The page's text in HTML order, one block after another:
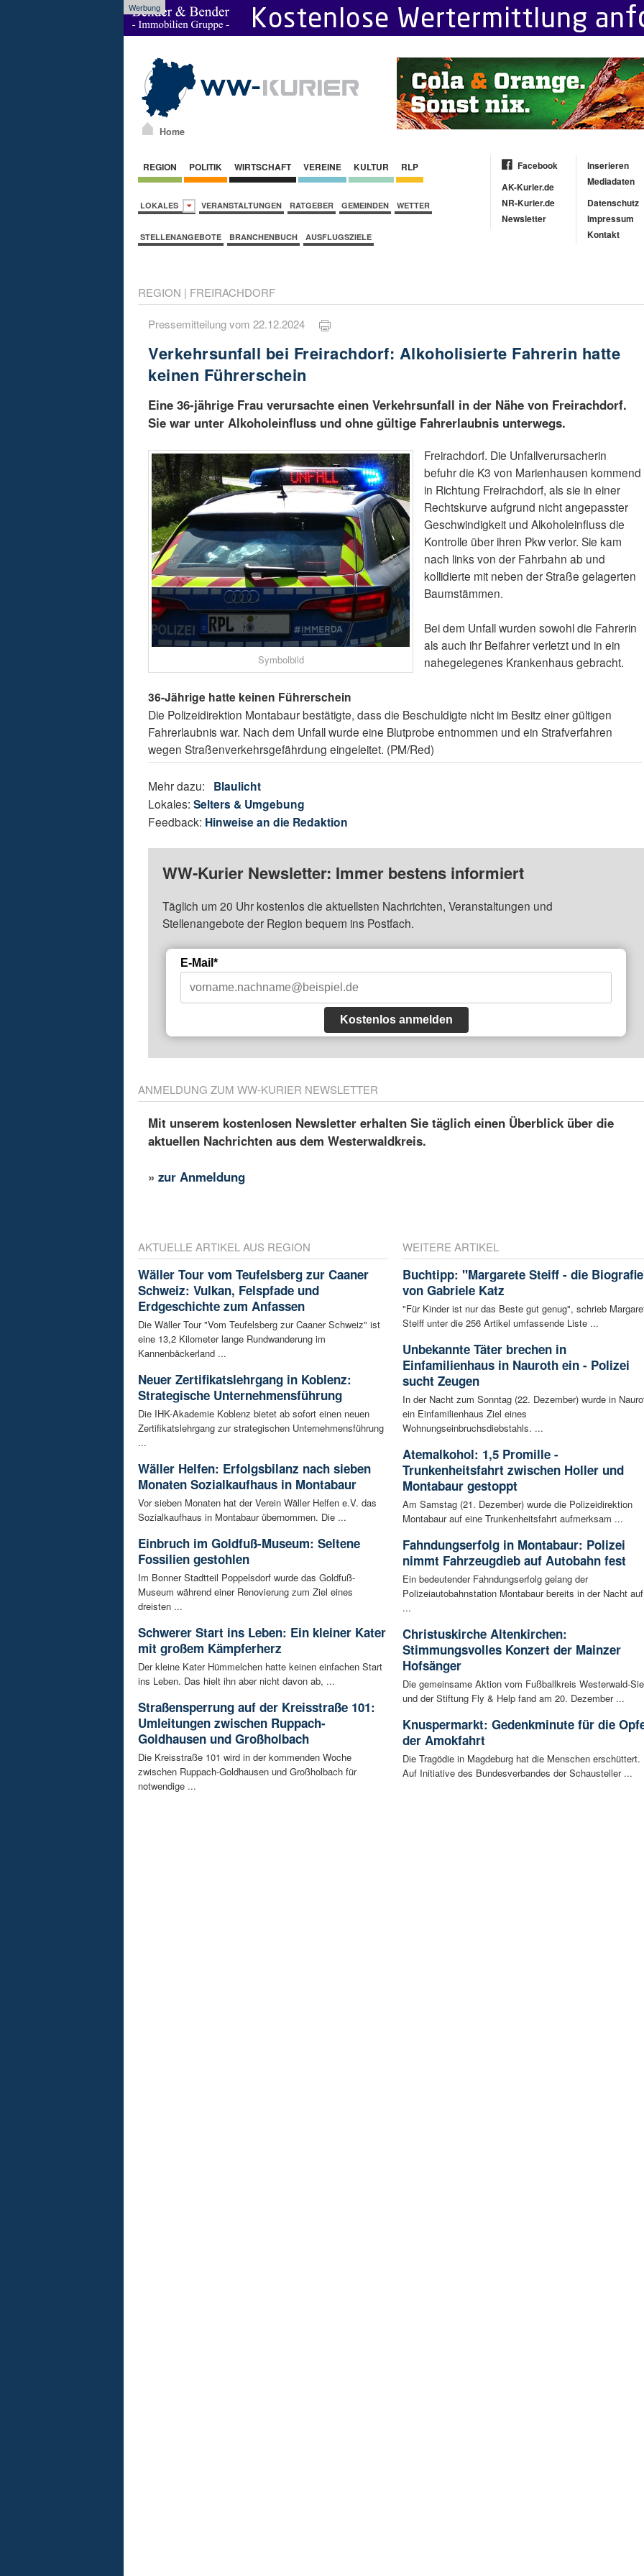
Werbung
Home
REGION POLITIK WIRTSCHAFT VEREINE KULTUR RLP
LOKALES VERANSTALTUNGEN RATGEBER GEMEINDEN WETTER
STELLENANGEBOTE BRANCHENBUCH AUSFLUGSZIELE
Facebook
AK-Kurier.de
NR-Kurier.de
Newsletter
Inserieren
Mediadaten
Datenschutz
Impressum
Kontakt
REGION | FREIRACHDORF
Pressemitteilung vom 22.12.2024
Verkehrsunfall bei Freirachdorf: Alkoholisierte Fahrerin hatte
keinen Führerschein
Eine 36-jährige Frau verursachte einen Verkehrsunfall in der Nähe von Freirachdorf.
Sie war unter Alkoholeinfluss und ohne gültige Fahrerlaubnis unterwegs.
Symbolbild
Freirachdorf. Die Unfallverursacherin
befuhr die K3 von Marienhausen kommend
in Richtung Freirachdorf, als sie in einer
Rechtskurve aufgrund nicht angepasster
Geschwindigkeit und Alkoholeinfluss die
Kontrolle über ihren Pkw verlor. Sie kam
nach links von der Fahrbahn ab und
kollidierte mit neben der Straße gelagerten
Baumstämmen.
Bei dem Unfall wurden sowohl die Fahrerin
als auch ihr Beifahrer verletzt und in ein
nahegelegenes Krankenhaus gebracht.
36-Jährige hatte keinen Führerschein
Die Polizeidirektion Montabaur bestätigte, dass die Beschuldigte nicht im Besitz einer gültigen
Fahrerlaubnis war. Nach dem Unfall wurde eine Blutprobe entnommen und ein Strafverfahren
wegen Straßenverkehrsgefährdung eingeleitet. (PM/Red)
Mehr dazu: Blaulicht
Lokales:Selters & Umgebung
Feedback: Hinweise an die Redaktion
WW-Kurier Newsletter: Immer bestens informiert
Täglich um 20 Uhr kostenlos die aktuellsten Nachrichten, Veranstaltungen und
Stellenangebote der Region bequem ins Postfach.
E-Mail*
Kostenlos anmelden
ANMELDUNG ZUM WW-KURIER NEWSLETTER
Mit unserem kostenlosen Newsletter erhalten Sie täglich einen Überblick über die
aktuellen Nachrichten aus dem Westerwaldkreis.
»zur Anmeldung
AKTUELLE ARTIKEL AUS REGION
Wäller Tour vom Teufelsberg zur Caaner
Schweiz: Vulkan, Felspfade und
Erdgeschichte zum Anfassen
Die Wäller Tour "Vom Teufelsberg zur Caaner Schweiz" ist
eine 13,2 Kilometer lange Rundwanderung im
Kannenbäckerland ...
Neuer Zertifikatslehrgang in Koblenz:
Strategische Unternehmensführung
Die IHK-Akademie Koblenz bietet ab sofort einen neuen
Zertifikatslehrgang zur strategischen Unternehmensführung
...
Wäller Helfen: Erfolgsbilanz nach sieben
Monaten Sozialkaufhaus in Montabaur
Vor sieben Monaten hat der Verein Wäller Helfen e.V. das
Sozialkaufhaus in Montabaur übernommen. Die ...
Einbruch im Goldfuß-Museum: Seltene
Fossilien gestohlen
Im Bonner Stadtteil Poppelsdorf wurde das Goldfuß-
Museum während einer Renovierung zum Ziel eines
dreisten ...
Schwerer Start ins Leben: Ein kleiner Kater
mit großem Kämpferherz
Der kleine Kater Hümmelchen hatte keinen einfachen Start
ins Leben. Das hielt ihn aber nicht davon ab, ...
Straßensperrung auf der Kreisstraße 101:
Umleitungen zwischen Ruppach-
Goldhausen und Großholbach
Die Kreisstraße 101 wird in der kommenden Woche
zwischen Ruppach-Goldhausen und Großholbach für
notwendige ...
WEITERE ARTIKEL
Buchtipp: "Margarete Steiff - die
von Gabriele Katz
"Für Kinder ist nur das Beste gut genug", schrieb
Steiff unter die 256 Artikel umfassende Liste ...
Unbekannte Täter brechen in
Einfamilienhaus in Nauroth ein - Polizei
sucht Zeugen
In der Nacht zum Sonntag (22. Dezember) wurde in
ein Einfamilienhaus Ziel eines
Wohnungseinbruchsdiebstahls. ...
Atemalkohol: 1,5 Promille -
Trunkenheitsfahrt zwischen Holler und
Montabaur gestoppt
Am Samstag (21. Dezember) wurde die Polizeidirektion
Montabaur auf eine Trunkenheitsfahrt aufmerksam ...
Fahndungserfolg in Montabaur: Polizei
nimmt Fahrzeugdieb auf Autobahn fest
Ein bedeutender Fahndungserfolg gelang der
Polizeiautobahnstation Montabaur bereits in der Nacht auf
...
Christuskirche Altenkirchen:
Stimmungsvolles Konzert der Mainzer
Hofsänger
Die gemeinsame Aktion vom Fußballkreis Westerwald-
und der Stiftung Fly & Help fand am 20. Dezember ...
Knuspermarkt: Gedenkminute für die
der Amokfahrt
Die Tragödie in Magdeburg hat die Menschen erschüttert.
Auf Initiative des Bundesverbandes der Schausteller ...